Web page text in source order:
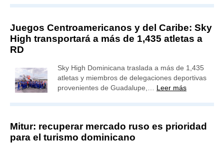
Juegos Centroamericanos y del Caribe: Sky
High transportará a más de 1,435 atletas a
RD
Sky High Dominicana traslada a más de 1,435
atletas y miembros de delegaciones deportivas
provenientes de Guadalupe,… Leer más
Mitur: recuperar mercado ruso es prioridad
para el turismo dominicano